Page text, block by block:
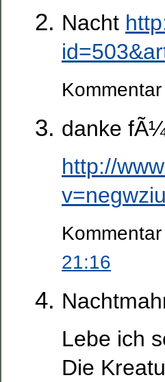
Nacht
danke
http://
21:16
Lebe ich
Die